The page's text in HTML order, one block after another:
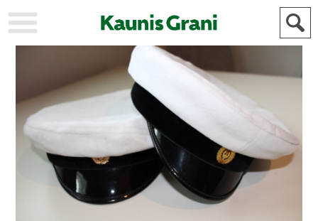
STADEN
AJANKOHTAISTA
AKTUELLT
URHEILU
IDROTT
KULTTUURI
KULTUR
HISTORIA
HISTORIA
YLEINEN
ALLMÄN
FÖR
ANNONSÖRER